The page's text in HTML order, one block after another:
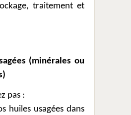
traitement et
(minérales ou
pas :
huiles usagées dans